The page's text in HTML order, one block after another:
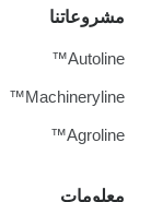
معلومات
مشروعاتنا
Autoline™
Machineryline™
Agroline™